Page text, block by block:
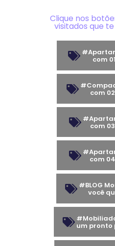
Clique nos
visitados que
com
com
com
com
#BLOG
você
um pronto